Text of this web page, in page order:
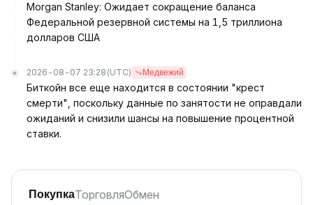
Morgan Stanley: Ожидает сокращение баланса
Федеральной резервной системы на 1,5 триллиона
долларов США
2026-08-07 23:28 (UTC) Медвежий
Биткойн все еще находится в состоянии "крест
смерти", поскольку данные по занятости не оправдали
ожиданий и снизили шансы на повышение процентной
ставки.
ПокупкаТорговляОбмен